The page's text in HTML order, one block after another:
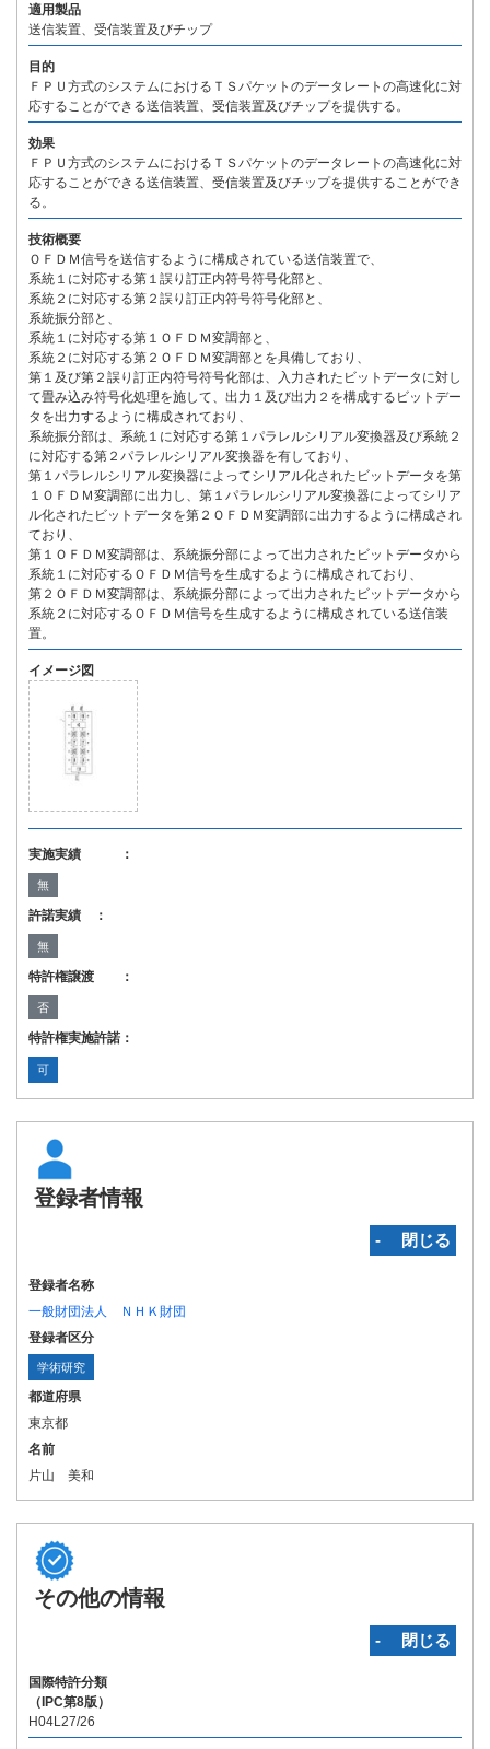
適用製品
送信装置、受信装置及びチップ
目的
ＦＰＵ方式のシステムにおけるＴＳパケットのデータレートの高速化に対
応することができる送信装置、受信装置及びチップを提供する。
効果
ＦＰＵ方式のシステムにおけるＴＳパケットのデータレートの高速化に対
応することができる送信装置、受信装置及びチップを提供することができ
る。
技術概要
ＯＦＤＭ信号を送信するように構成されている送信装置で、
系統１に対応する第１誤り訂正内符号符号化部と、
系統２に対応する第２誤り訂正内符号符号化部と、
系統振分部と、
系統１に対応する第１ＯＦＤＭ変調部と、
系統２に対応する第２ＯＦＤＭ変調部とを具備しており、
第１及び第２誤り訂正内符号符号化部は、入力されたビットデータに対し
て畳み込み符号化処理を施して、出力１及び出力２を構成するビットデー
タを出力するように構成されており、
系統振分部は、系統１に対応する第１パラレルシリアル変換器及び系統２
に対応する第２パラレルシリアル変換器を有しており、
第１パラレルシリアル変換器によってシリアル化されたビットデータを第
１ＯＦＤＭ変調部に出力し、第１パラレルシリアル変換器によってシリア
ル化されたビットデータを第２ＯＦＤＭ変調部に出力するように構成され
ており、
第１ＯＦＤＭ変調部は、系統振分部によって出力されたビットデータから
系統１に対応するＯＦＤＭ信号を生成するように構成されており、
第２ＯＦＤＭ変調部は、系統振分部によって出力されたビットデータから
系統２に対応するＯＦＤＭ信号を生成するように構成されている送信装
置。
イメージ図
実施実績 ：
無
許諾実績 ：
無
特許権譲渡 ：
否
特許権実施許諾：
可
登録者情報
‐ 閉じる
登録者名称
一般財団法人 ＮＨＫ財団
登録者区分
学術研究
都道府県
東京都
名前
片山 美和
その他の情報
‐ 閉じる
国際特許分類
（IPC第8版）
H04L27/26